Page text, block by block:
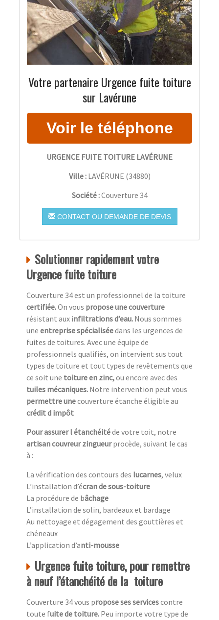
Votre partenaire Urgence fuite toiture
sur Lavérune
URGENCE FUITE TOITURE LAVÉRUNE
Ville : LAVÉRUNE (34880)
Société :Couverture 34
CONTACT OU DEMANDE DE DEVIS
Solutionner rapidement votre
Urgence fuite toiture
Couverture 34 est un professionnel de la toiture
certifiée.On vous propose une couverture
résistant aux infiltrations d’eau. Nous sommes
une entreprise spécialiséedans les urgences de
fuites de toitures. Avec une équipe de
professionnels qualifiés, on intervient sus tout
types de toiture et tout types de revêtements que
ce soit une toiture en zinc,ou encore avec des
tuiles mécaniques. Notre intervention peut vous
permettre unecouverture étanche éligible au
crédit d impôt
Pour assurer l étanchéitéde votre toit, notre
artisan couvreur zingueurprocède, suivant le cas
à :
La vérification des contours des lucarnes, velux
L’installation d’écran de sous-toiture
La procédure de bâchage
L’installation de solin, bardeaux et bardage
Au nettoyage et dégagement des gouttières et
chéneaux
L’application d’anti-mousse
Urgence fuite toiture, pour remettre
à neuf l’étanchéité de la toiture
Couverture 34 vous propose ses servicescontre
toute fuite de toiture. Peu importe votre type de